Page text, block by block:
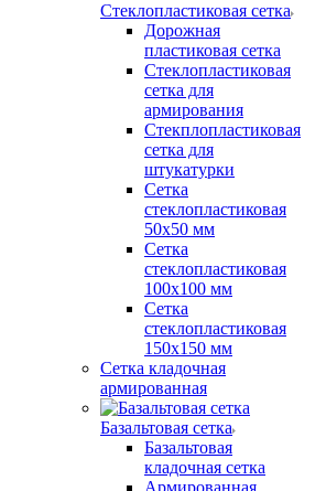
Стеклопластиковая сетка
Дорожная
пластиковая сетка
Стеклопластиковая
сетка для
армирования
Стекплопластиковая
сетка для
штукатурки
Сетка
стеклопластиковая
50x50 мм
Сетка
стеклопластиковая
100x100 мм
Сетка
стеклопластиковая
150x150 мм
Сетка кладочная
армированная
Базальтовая сетка
Базальтовая
кладочная сетка
Армированная